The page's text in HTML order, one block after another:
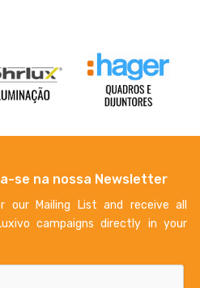
se na nossa Newsletter
our Mailing List and receive all
campaigns directly in your